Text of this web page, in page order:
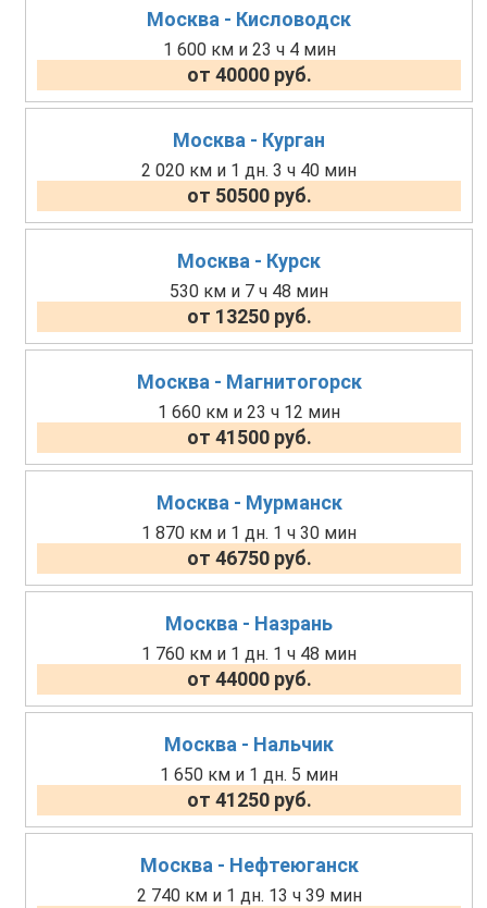
Москва - Кисловодск
1 600 км и 23 ч 4 мин
от 40000 руб.
Москва - Курган
2 020 км и 1 дн. 3 ч 40 мин
от 50500 руб.
Москва - Курск
530 км и 7 ч 48 мин
от 13250 руб.
Москва - Магнитогорск
1 660 км и 23 ч 12 мин
от 41500 руб.
Москва - Мурманск
1 870 км и 1 дн. 1 ч 30 мин
от 46750 руб.
Москва - Назрань
1 760 км и 1 дн. 1 ч 48 мин
от 44000 руб.
Москва - Нальчик
1 650 км и 1 дн. 5 мин
от 41250 руб.
Москва - Нефтеюганск
2 740 км и 1 дн. 13 ч 39 мин